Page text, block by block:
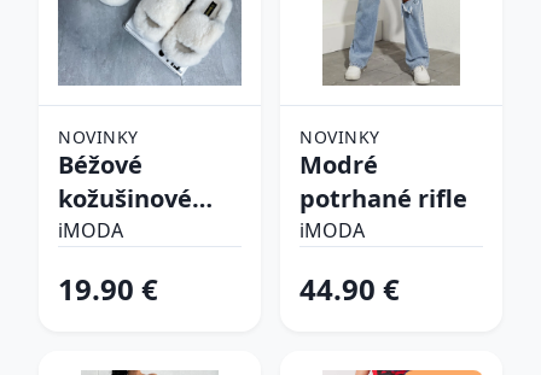
NOVINKY
Béžové
kožušinové
šlapky
iMODA
19.90 €
NOVINKY
Modré
potrhané rifle
iMODA
44.90 €